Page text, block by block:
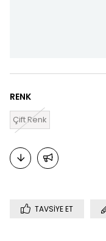
RENK
Çift Renk
TAVSIYE ET